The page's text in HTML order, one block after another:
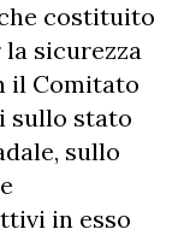
costituito
la sicurezza
il Comitato
sullo stato
sullo
in esso